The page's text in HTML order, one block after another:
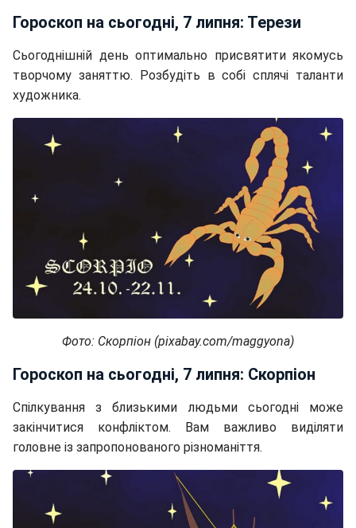
Гороскоп на сьогодні, 7 липня: Терези
Сьогоднішній день оптимально присвятити якомусь
творчому заняттю. Розбудіть в собі сплячі таланти
художника.
Фото: Скорпіон (pixabay.com/maggyona)
Гороскоп на сьогодні, 7 липня: Скорпіон
Спілкування з близькими людьми сьогодні може
закінчитися конфліктом. Вам важливо виділяти
головне із запропонованого різноманіття.